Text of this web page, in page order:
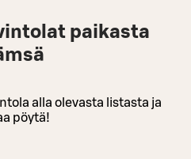
paikasta
alla olevasta listasta ja
pöytä!